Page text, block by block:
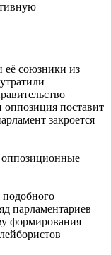
её союзники из
оппозиция поставит
закроется
оппозиционные
подобного
парламентариев
формирования